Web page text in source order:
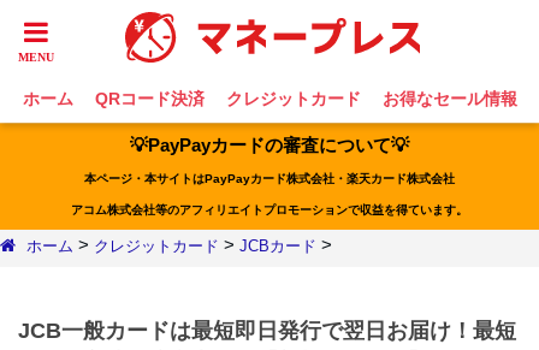
ホーム QRコード決済 クレジットカード お得なセール情報
💡PayPayカードの審査について💡
本ページ・本サイトはPayPayカード株式会社・楽天カード株式会社
アコム株式会社等のアフィリエイトプロモーションで収益を得ています。
ホーム > クレジットカード > JCBカード >
JCB一般カードは最短即日発行で翌日お届け！最短